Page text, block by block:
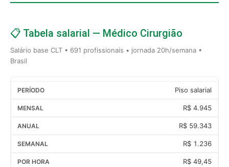
📋 Tabela salarial — Médico Cirurgião
Salário base CLT • 691 profissionais • jornada 20h/semana •
Brasil
Piso salarial
R$ 4.945
R$ 59.343
R$ 1.236
R$ 49,45